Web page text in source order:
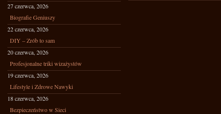
27 czerwca, 2026
Biografie Geniuszy
22 czerwca, 2026
DIY – Zrób to sam
20 czerwca, 2026
Profesjonalne triki wizażystów
19 czerwca, 2026
Lifestyle i Zdrowe Nawyki
18 czerwca, 2026
Bezpieczeństwo w Sieci